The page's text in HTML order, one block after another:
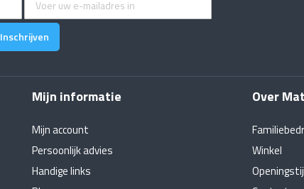
Inschrijven
Mijn informatie
Mijn account
Persoonlijk advies
Handige links
Over
Winkel